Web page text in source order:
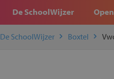
De SchoolWijzer
De SchoolWijzer Boxtel